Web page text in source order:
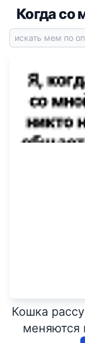
Когда со
Кошка
меняются